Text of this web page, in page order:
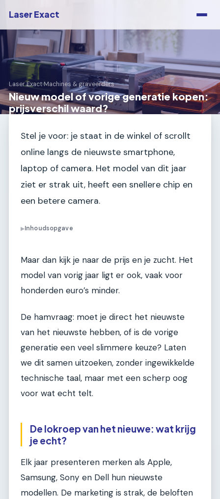
Laser Exact
Laser Exact›Machines & graveerders
Nieuw model of vorige generatie kopen:
prijsverschil waard?
Stel je voor: je staat in de winkel of scrollt
online langs de nieuwste smartphone,
laptop of camera. Het model van dit jaar
ziet er strak uit, heeft een snellere chip en
een betere camera.
▶Inhoudsopgave
Maar dan kijk je naar de prijs en je zucht. Het
model van vorig jaar ligt er ook, vaak voor
honderden euro’s minder.
De hamvraag: moet je direct het nieuwste
van het nieuwste hebben, of is de vorige
generatie een veel slimmere keuze? Laten
we dit samen uitzoeken, zonder ingewikkelde
technische taal, maar met een scherp oog
voor wat echt telt.
De lokroep van het nieuwe: wat krijg
je echt?
Elk jaar presenteren merken als Apple,
Samsung, Sony en Dell hun nieuwste
modellen. De marketing is strak, de beloften